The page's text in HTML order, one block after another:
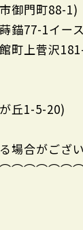
御門町88-1)
錨77-1イー
町上菅沢
丘1-5-20)
場合がござ